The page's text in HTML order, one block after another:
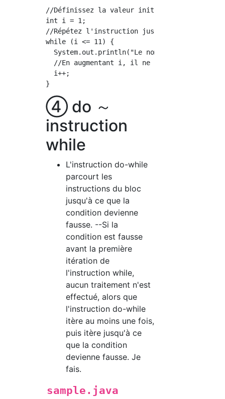
//Définissez la valeur initiale.
int i = 1;
//Répétez l'instruction jusqu'à ce qu'elle
while (i <= 11) {
System.out.println("Le nombre uniforme
//En augmentant i, il ne bouclera pas
  i++;
④ do ～
instruction
while
L'instruction do-while
parcourt les
instructions du bloc
jusqu'à ce que la
condition devienne
fausse. --Si la
condition est fausse
avant la première
itération de
l'instruction while,
aucun traitement n'est
effectué, alors que
l'instruction do-while
itère au moins une fois,
puis itère jusqu'à ce
que la condition
devienne fausse. Je
fais.
sample.java